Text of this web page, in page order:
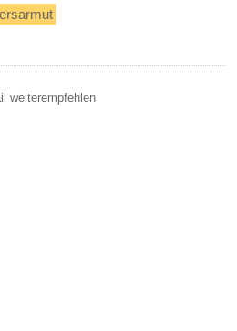
weiterempfehlen